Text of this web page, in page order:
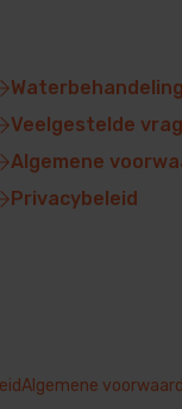
Waterbehandeling
Veelgestelde
Algemene
Privacybeleid
Algemene